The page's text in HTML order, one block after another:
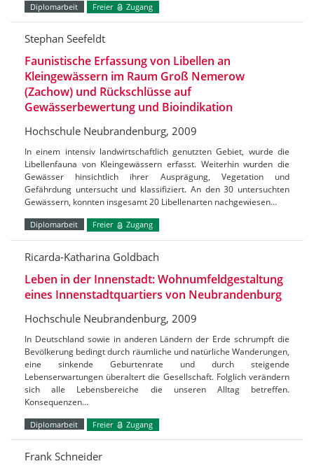
Diplomarbeit Freier Zugang
Stephan Seefeldt
Faunistische Erfassung von Libellen an
Kleingewässern im Raum Groß Nemerow
(Zachow) und Rückschlüsse auf
Gewässerbewertung und Bioindikation
Hochschule Neubrandenburg, 2009
In einem intensiv landwirtschaftlich genutzten Gebiet, wurde die
Libellenfauna von Kleingewässern erfasst. Weiterhin wurden die
Gewässer hinsichtlich ihrer Ausprägung, Vegetation und
Gefährdung untersucht und klassifiziert. An den 30 untersuchten
Gewässern, konnten insgesamt 20 Libellenarten nachgewiesen…
Diplomarbeit Freier Zugang
Ricarda-Katharina Goldbach
Leben in der Innenstadt: Wohnumfeldgestaltung
eines Innenstadtquartiers von Neubrandenburg
Hochschule Neubrandenburg, 2009
In Deutschland sowie in anderen Ländern der Erde schrumpft die
Bevölkerung bedingt durch räumliche und natürliche Wanderungen,
eine sinkende Geburtenrate und durch steigende
Lebenserwartungen überaltert die Gesellschaft. Folglich verändern
sich alle Lebensbereiche die unseren Alltag betreffen.
Konsequenzen…
Diplomarbeit Freier Zugang
Frank Schneider